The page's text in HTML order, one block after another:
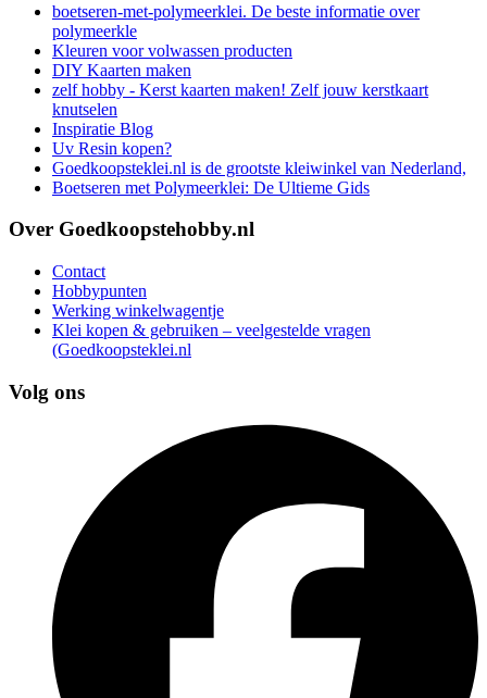
boetseren-met-polymeerklei. De beste informatie over
polymeerkle
Kleuren voor volwassen producten
DIY Kaarten maken
zelf hobby - Kerst kaarten maken! Zelf jouw kerstkaart
knutselen
Inspiratie Blog
Uv Resin kopen?
Goedkoopsteklei.nl is de grootste kleiwinkel van Nederland,
Boetseren met Polymeerklei: De Ultieme Gids
Over Goedkoopstehobby.nl
Contact
Hobbypunten
Werking winkelwagentje
Klei kopen & gebruiken – veelgestelde vragen
(Goedkoopsteklei.nl
Volg ons